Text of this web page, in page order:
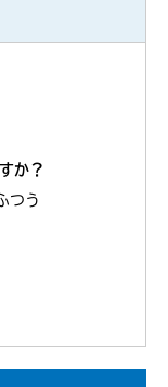
か？
つう